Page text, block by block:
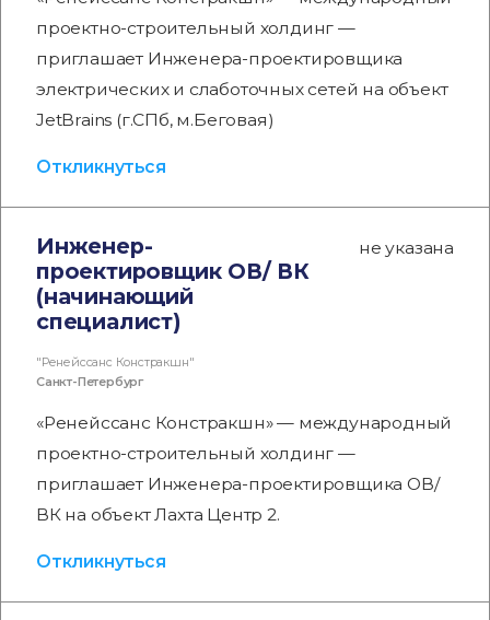
проектно-строительный холдинг —
приглашает Инженера-проектировщика
электрических и слаботочных сетей на объект
JetBrains (г.СПб, м.Беговая)
Откликнуться
Инженер-
проектировщик ОВ/ ВК
(начинающий
специалист)
не указана
"Ренейссанс Констракшн"
Санкт-Петербург
«Ренейссанс Констракшн» — международный
проектно-строительный холдинг —
приглашает Инженера-проектировщика ОВ/
ВК на объект Лахта Центр 2.
Откликнуться